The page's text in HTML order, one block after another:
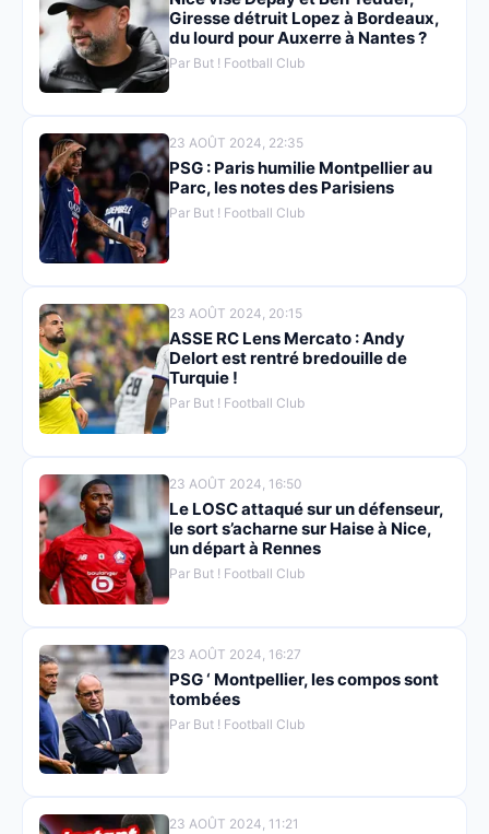
Giresse détruit Lopez à Bordeaux,
du lourd pour Auxerre à Nantes ?
Par But ! Football Club
23 AOÛT 2024, 22:35
PSG : Paris humilie Montpellier au
Parc, les notes des Parisiens
Par But ! Football Club
23 AOÛT 2024, 20:15
ASSE RC Lens Mercato : Andy
Delort est rentré bredouille de
Turquie !
Par But ! Football Club
23 AOÛT 2024, 16:50
Le LOSC attaqué sur un défenseur,
le sort s’acharne sur Haise à Nice,
un départ à Rennes
Par But ! Football Club
23 AOÛT 2024, 16:27
PSG ‘ Montpellier, les compos sont
tombées
Par But ! Football Club
23 AOÛT 2024, 11:21